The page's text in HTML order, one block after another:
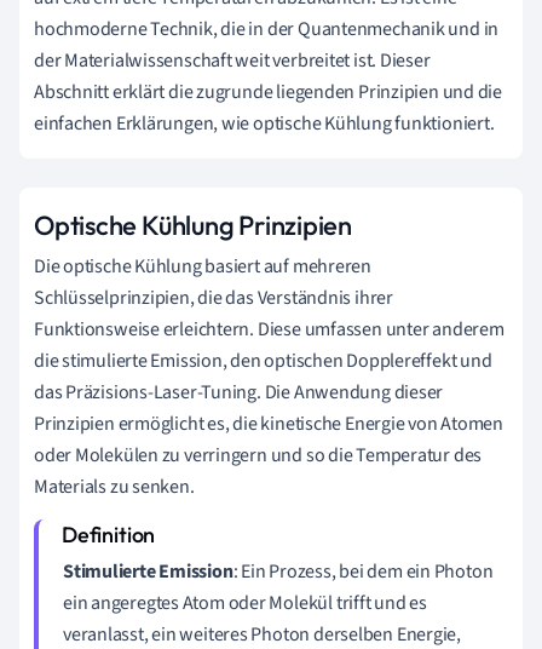
hochmoderne Technik, die in der Quantenmechanik und in
der Materialwissenschaft weit verbreitet ist. Dieser
Abschnitt erklärt die zugrunde liegenden Prinzipien und die
einfachen Erklärungen, wie optische Kühlung funktioniert.
Optische Kühlung Prinzipien
Die optische Kühlung basiert auf mehreren
Schlüsselprinzipien, die das Verständnis ihrer
Funktionsweise erleichtern. Diese umfassen unter anderem
die stimulierte Emission, den optischen Dopplereffekt und
das Präzisions-Laser-Tuning. Die Anwendung dieser
Prinzipien ermöglicht es, die kinetische Energie von Atomen
oder Molekülen zu verringern und so die Temperatur des
Materials zu senken.
Stimulierte Emission: Ein Prozess, bei dem ein Photon
ein angeregtes Atom oder Molekül trifft und es
veranlasst, ein weiteres Photon derselben Energie,